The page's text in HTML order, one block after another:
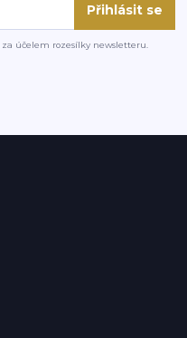
Přihlásit se
za účelem rozesílky newsletteru.